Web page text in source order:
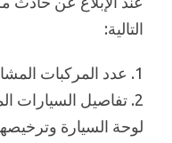
التالية:
1. عدد المركبات المشاركة في الحادث.
2. تفاصيل السيارات
لوحة السيارة